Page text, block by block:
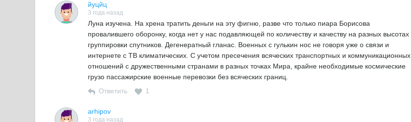
йуцйц
3 года назад
Луна изучена. На хрена тратить деньги на эту фигню, разве что только пиара Борисова
провалившего оборонку, когда нет у нас подавляющей по количеству и качеству на разных высотах
группировки спутников. Дегенератный гланас. Военных с гулькин нос не говоря уже о связи и
интернете с ТВ климатических. С учетом пресечения всяческих транспортных и коммуникационных
отношений с дружественными странами в разных точках Мира, крайне необходимые космические
грузо пассажирские военные перевозки без всяческих границ.
Ответить
1
arhipov
3 года назад